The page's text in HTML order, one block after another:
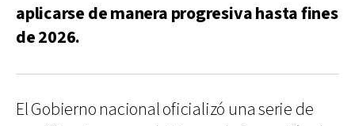
aplicarse de manera progresiva hasta fines
de 2026.
El Gobierno nacional oficializó una serie de